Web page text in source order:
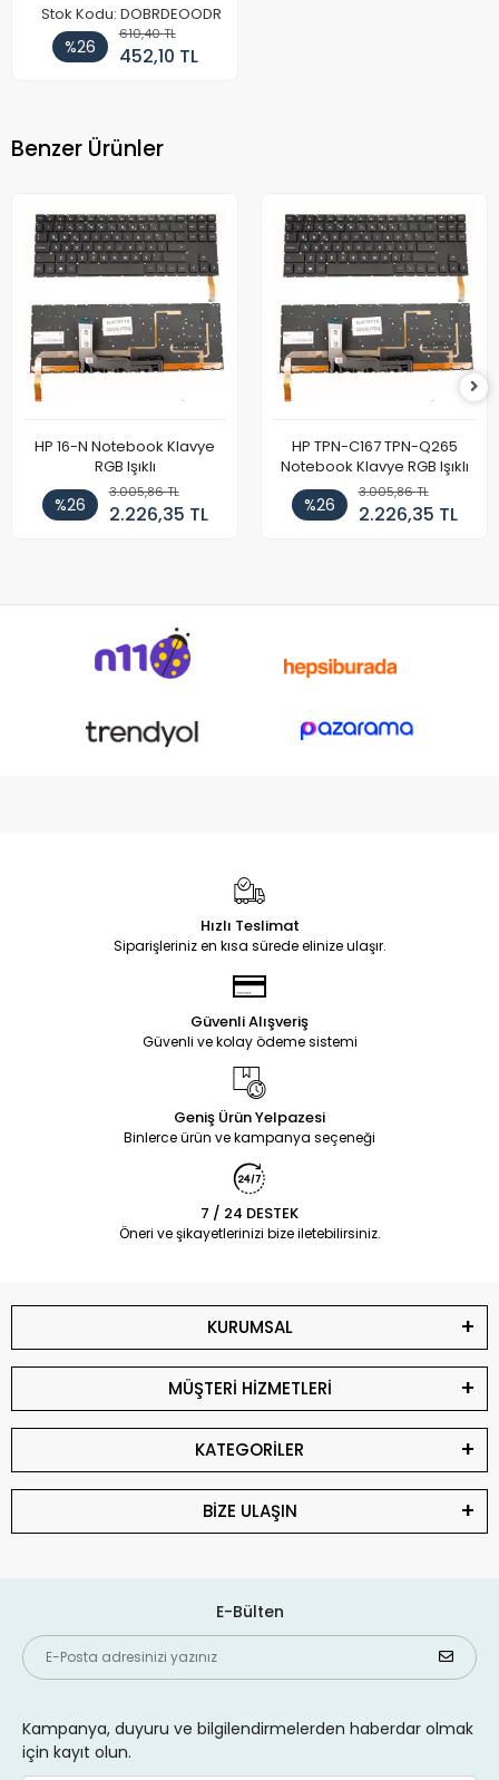
Stok Kodu: DOBRDEOODR
%26
610,40 TL
452,10 TL
Benzer Ürünler
HP 16-N Notebook Klavye
RGB Işıklı
%26
3.005,86 TL
2.226,35 TL
HP TPN-C167 TPN-Q265
Notebook Klavye RGB Işıklı
%26
3.005,86 TL
2.226,35 TL
Hızlı Teslimat
Siparişleriniz en kısa sürede elinize ulaşır.
Güvenli Alışveriş
Güvenli ve kolay ödeme sistemi
Geniş Ürün Yelpazesi
Binlerce ürün ve kampanya seçeneği
7 / 24 DESTEK
Öneri ve şikayetlerinizi bize iletebilirsiniz.
KURUMSAL
MÜŞTERİ HİZMETLERİ
KATEGORİLER
BİZE ULAŞIN
E-Bülten
Kampanya, duyuru ve bilgilendirmelerden haberdar olmak
için kayıt olun.